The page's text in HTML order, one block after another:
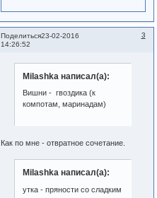
Поделиться 3
23-02-2016
14:26:52
Milashka написал(а):
Вишни - гвоздика (к
компотам, маринадам)
Как по мне - отвратное сочетание.
Milashka написал(а):
утка - пряности со сладким